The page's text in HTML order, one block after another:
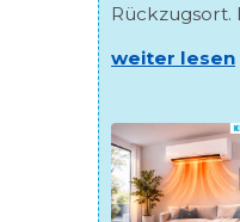
Rückzugsort.
weiter lesen